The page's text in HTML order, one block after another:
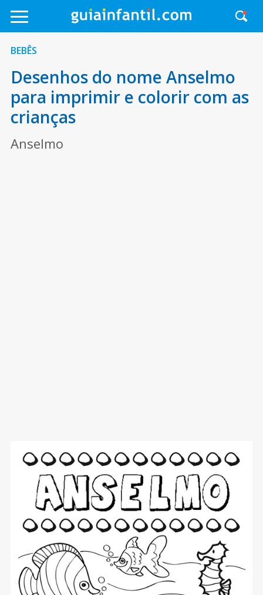
BEBÊS
Desenhos do nome Anselmo
para imprimir e colorir com as
crianças
Anselmo